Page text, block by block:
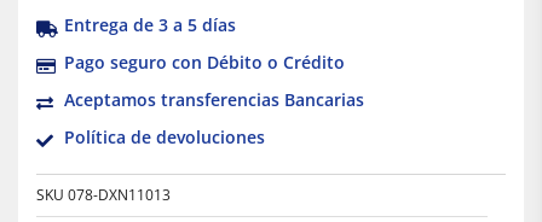
Entrega de 3 a 5 días
Pago seguro con Débito o Crédito
Aceptamos transferencias Bancarias
Política de devoluciones
SKU 078-DXN11013